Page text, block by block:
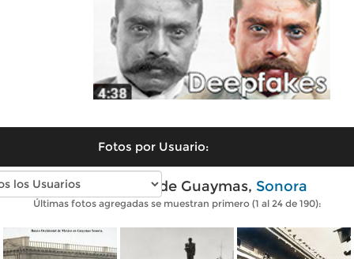
Fotos por Usuario:
Fotos antiguas de Guaymas, Sonora
Últimas fotos agregadas se muestran primero (1 al 24 de 190):